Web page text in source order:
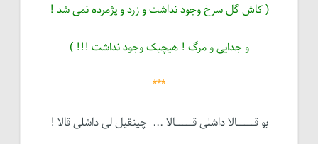
( کاش گل سرخ وجود نداشت و زرد و پژمرده نمی شد !
و جدایی و مرگ ! هیچیک وجود نداشت !!! )
***
بو قـــــالا داشلی قـــــالا ... چینقیل لی داشلی قالا !